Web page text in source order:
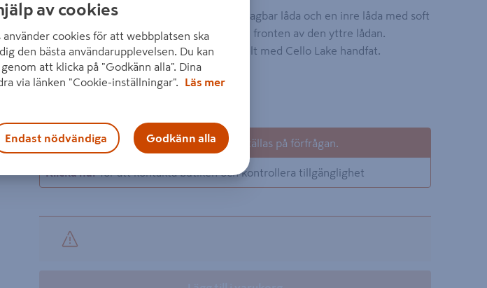
Mörk träfärgat tvättställsskåp med en utdragbar låda och en inre låda med soft
close-mekanism. Handtaget är integrerat i fronten av den yttre lådan.
Tillverkat av belagd MDF-skiva. Kompatibelt med Cello Lake handfat.
Visa mer produktinformation
Denna produkt kan beställas på förfrågan.
för att kontakta butiken och kontrollera tillgänglighet
av cookies
cookies för att webbplatsen ska
den bästa användarupplevelsen. Du kan
att klicka på "Godkänn alla". Dina
via länken "Cookie-inställningar".
Läs mer
Endast nödvändiga Godkänn alla